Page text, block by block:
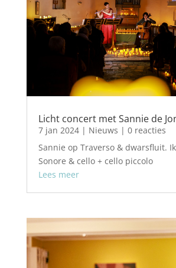
Licht concert met Sannie de
7 jan 2024| Nieuws | 0 reacties
Sannie op Traverso & dwarsfluit.
Sonore & cello + cello piccolo
Lees meer